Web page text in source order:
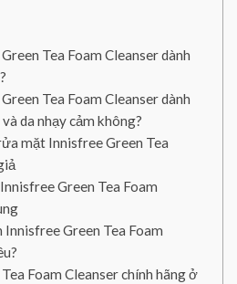
Tea Foam Cleanser dành
Tea Foam Cleanser dành
da nhạy cảm không?
mặt Innisfree Green Tea
Green Tea Foam
Green Tea Foam
Foam Cleanser chính hãng ở